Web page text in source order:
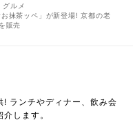
グルメ
抹茶ッペ」が新登場! 京都の老
販売
! ランチやディナー、飲み会
します。